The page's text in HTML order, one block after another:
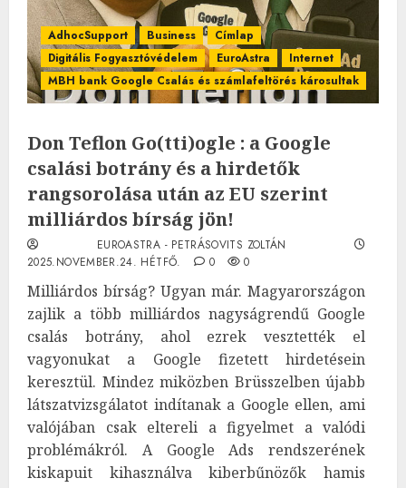
AdhocSupport Business
Címlap
Digitális Fogyasztóvédelem
EuroAstra
Internet
MBH bank Google Csalás és számlafeltörés károsultak
Don Teflon Go(tti)ogle : a Google
csalási botrány és a hirdetők
rangsorolása után az EU szerint
milliárdos bírság jön!
EUROASTRA - PETRÁSOVITS ZOLTÁN
2025.NOVEMBER.24. HÉTFŐ.
0 0
Milliárdos bírság? Ugyan már. Magyarországon
zajlik a több milliárdos nagyságrendű Google
csalás botrány, ahol ezrek vesztették el
vagyonukat a Google fizetett hirdetésein
keresztül. Mindez miközben Brüsszelben újabb
látszatvizsgálatot indítanak a Google ellen, ami
valójában csak eltereli a figyelmet a valódi
problémákról. A Google Ads rendszerének
kiskapuit kihasználva kiberbűnözők hamis